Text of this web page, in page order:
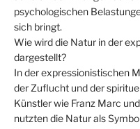
psychologischen
sich bringt.
Wie wird die Natur in der
dargestellt?
In der expressionistischen
der Zuflucht und der
Künstler wie Franz Marc
nutzten die Natur als